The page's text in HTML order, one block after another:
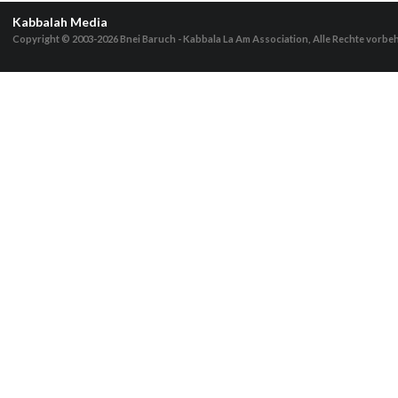
Kabbalah Media
Copyright © 2003-2026Bnei Baruch - Kabbala La Am Association, Alle Rechte